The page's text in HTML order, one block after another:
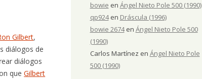
Gilbert,
diálogos de
diálogos
queGilbert
bowie en Ángel Nieto Pole 500 (1990)
qp924en Dráscula (1996)
bowie 2674en Ángel Nieto Pole 500
(1990)
Carlos Martínez en Ángel Nieto Pole
500 (1990)